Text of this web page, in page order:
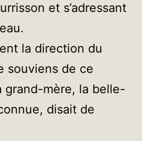
et s’adressant
la direction du
souviens de ce
grand-mère, la belle-
disait de